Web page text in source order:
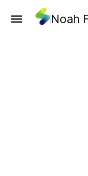
Noah